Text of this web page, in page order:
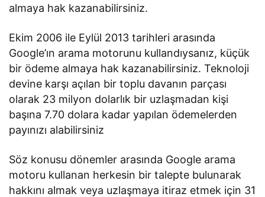
almaya hak kazanabilirsiniz.
Ekim 2006 ile Eylül 2013 tarihleri arasında
Google’ın arama motorunu kullandıysanız, küçük
bir ödeme almaya hak kazanabilirsiniz. Teknoloji
devine karşı açılan bir toplu davanın parçası
olarak 23 milyon dolarlık bir uzlaşmadan kişi
başına 7.70 dolara kadar yapılan ödemelerden
payınızı alabilirsiniz
Söz konusu dönemler arasında Google arama
motoru kullanan herkesin bir talepte bulunarak
hakkını almak veya uzlaşmaya itiraz etmek için 31